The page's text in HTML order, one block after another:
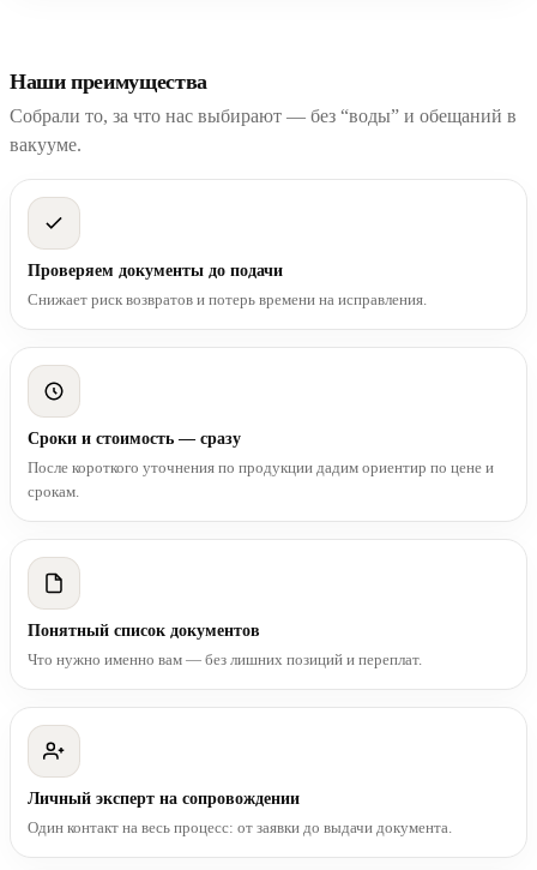
Наши преимущества
Собрали то, за что нас выбирают — без “воды” и обещаний в
вакууме.
Проверяем документы до подачи
Снижает риск возвратов и потерь времени на исправления.
Сроки и стоимость — сразу
После короткого уточнения по продукции дадим ориентир по цене и
срокам.
Понятный список документов
Что нужно именно вам — без лишних позиций и переплат.
Личный эксперт на сопровождении
Один контакт на весь процесс: от заявки до выдачи документа.